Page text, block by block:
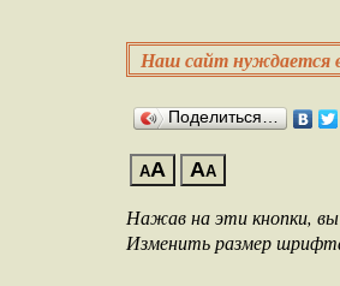
Наш сайт нуждается
Поделиться…
AA AA
Нажав на эти кнопки,
Изменить размер